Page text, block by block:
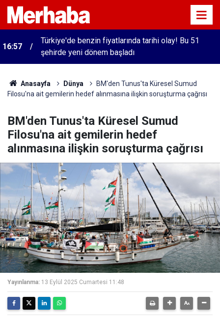
16:57
Türkiye'de benzin fiyatlarında tarihi olay! Bu 51
şehirde yeni dönem başladı
Anasayfa Dünya
BM'den Tunus'ta Küresel Sumud
Filosu'na ait gemilerin hedef alınmasına ilişkin soruşturma çağrısı
BM'den Tunus'ta Küresel Sumud
Filosu'na ait gemilerin hedef
alınmasına ilişkin soruşturma çağrısı
Yayınlanma: 13 Eylül 2025 Cumartesi 11:48